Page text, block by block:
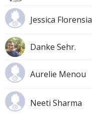
Jessica Florensia
Danke Sehr.
Aurelie Menou
Neeti Sharma